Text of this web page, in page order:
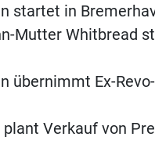
startet in
Mutter Whitbread
übernimmt Ex-
Verkauf von